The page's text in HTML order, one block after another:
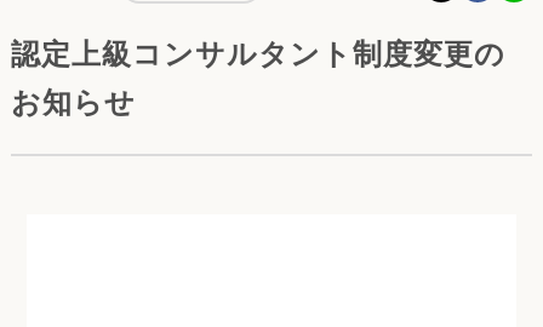
認定上級コンサルタント制度変更の
お知らせ